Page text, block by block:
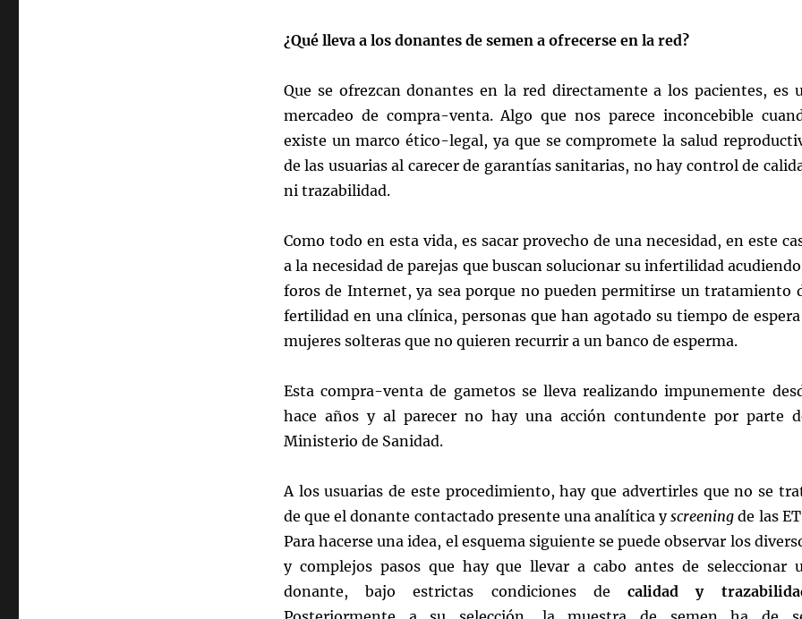
¿Qué lleva a los donantes de semen a ofrecerse en la red?
Que se ofrezcan donantes en la red directamente a los pacientes, es
mercadeo de compra-venta. Algo que nos parece inconcebible
existe un marco ético-legal, ya que se compromete la salud
de las usuarias al carecer de garantías sanitarias, no hay control de
ni trazabilidad.
Como todo en esta vida, es sacar provecho de una necesidad, en este
a la necesidad de parejas que buscan solucionar su infertilidad
foros de Internet, ya sea porque no pueden permitirse un tratamiento
fertilidad en una clínica, personas que han agotado su tiempo de
mujeres solteras que no quieren recurrir a un banco de esperma.
Esta compra-venta de gametos se lleva realizando impunemente
hace años y al parecer no hay una acción contundente por parte
Ministerio de Sanidad.
A los usuarias de este procedimiento, hay que advertirles que no se
de que el donante contactado presente una analítica yscreeningde las
Para hacerse una idea, el esquema siguiente se puede observar los
y complejos pasos que hay que llevar a cabo antes de seleccionar
donante, bajo estrictas condiciones decalidad y